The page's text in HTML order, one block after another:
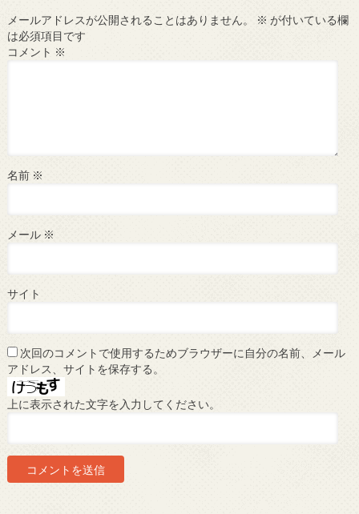
メールアドレスが公開されることはありません。 ※ が付いている欄
は必須項目です
コメント ※
名前 ※
メール ※
サイト
次回のコメントで使用するためブラウザーに自分の名前、メール
アドレス、サイトを保存する。
上に表示された文字を入力してください。